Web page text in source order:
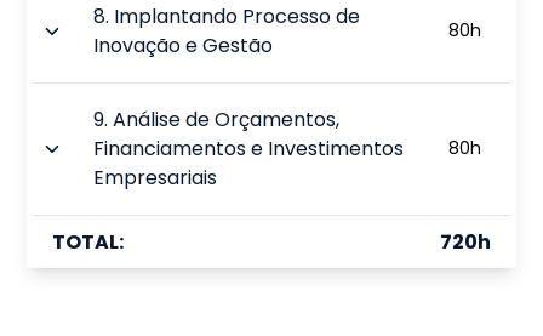
8. Implantando Processo de
Inovação e Gestão
80h
9.Análise de Orçamentos,
Financiamentos e Investimentos
Empresariais
80h
TOTAL: 720h